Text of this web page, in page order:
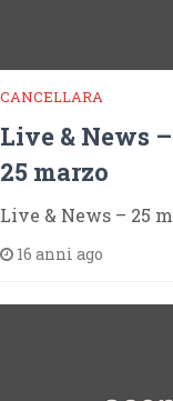
CANCELLARA
Live & News
25 marzo
Live & News – 25
16 anni ago